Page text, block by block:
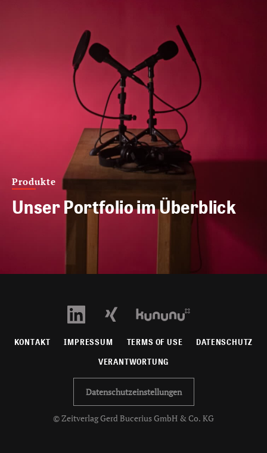
Produkte
Unser Portfolio im Überblick
KONTAKT IMPRESSUM TERMS OF USE DATENSCHUTZ
VERANTWORTUNG
Datenschutzeinstellungen
© Zeitverlag Gerd Bucerius GmbH & Co. KG